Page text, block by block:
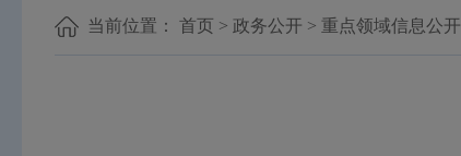
当前位置： 首页 > 政务公开 > 重点领域信息公开